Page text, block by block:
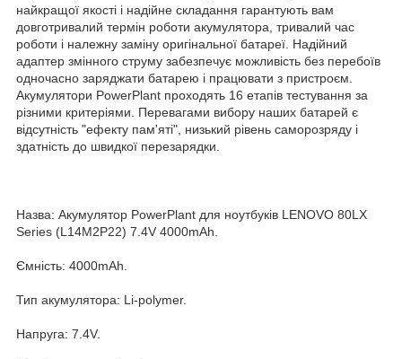
найкращої якості і надійне складання гарантують вам
довготривалий термін роботи акумулятора, тривалий час
роботи і належну заміну оригінальної батареї. Надійний
адаптер змінного струму забезпечує можливість без перебоїв
одночасно заряджати батарею і працювати з пристроєм.
Акумулятори PowerPlant проходять 16 етапів тестування за
різними критеріями. Перевагами вибору наших батарей є
відсутність "ефекту пам'яті", низький рівень саморозряду і
здатність до швидкої перезарядки.
Назва: Акумулятор PowerPlant для ноутбуків LENOVO 80LX
Series (L14M2P22) 7.4V 4000mAh.
Ємність: 4000mAh.
Тип акумулятора: Li-polymer.
Напруга: 7.4V.